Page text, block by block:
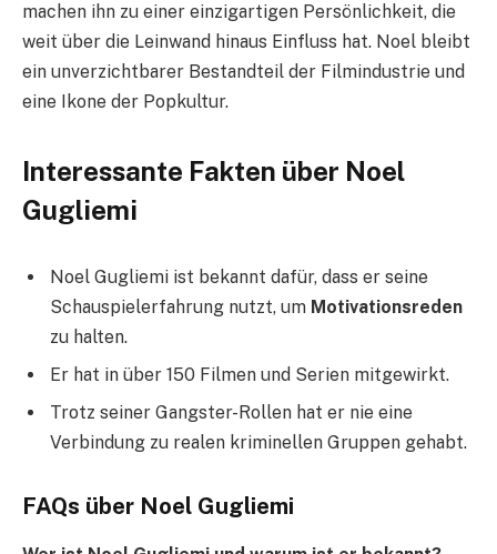
machen ihn zu einer einzigartigen Persönlichkeit, die
weit über die Leinwand hinaus Einfluss hat. Noel bleibt
ein unverzichtbarer Bestandteil der Filmindustrie und
eine Ikone der Popkultur.
Interessante Fakten über Noel
Gugliemi
Noel Gugliemi ist bekannt dafür, dass er seine
Schauspielerfahrung nutzt, um Motivationsreden
zu halten.
Er hat in über 150 Filmen und Serien mitgewirkt.
Trotz seiner Gangster-Rollen hat er nie eine
Verbindung zu realen kriminellen Gruppen gehabt.
FAQs über Noel Gugliemi